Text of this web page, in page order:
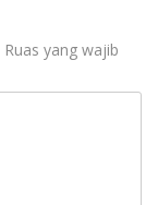
Ruas yang wajib